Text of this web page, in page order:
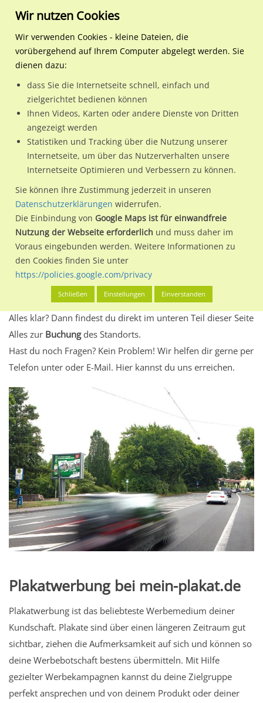
Regionale Plakatwerbung
Nordrhein-
Hagen, Stadt der
Am Sportpark nh.
Nutze günstige Werbemöglichkeiten am Standort Am
Sportpark nh. Stadionstr./We.li. CSim Ortsteil Hagen-Mitte)
in Hagen, Stadt der FernUniversität.
Wir erheben für jede unserer Werbeflächen individuelle und
aktuelleStandortinformationenund Leistungswerte. Damit
kannst du dich schon vor der Buchung im Detail über den
Standort, seine Reichweite und Werbewirkung sowie
eventuelle Beschränkungen in den zugelassenen
Werbeinhalten informieren.
Alles klar? Dann findest du direkt im unteren Teil dieser Seite
Alles zur Buchungdes Standorts.
Hast du noch Fragen? Kein Problem! Wir helfen dir gerne per
Telefon unter oder E-Mail. Hier kannst du uns erreichen.
Plakatwerbung bei mein-plakat.de
Plakatwerbung ist das beliebteste Werbemedium deiner
Kundschaft. Plakate sind über einen längeren Zeitraum gut
sichtbar, ziehen die Aufmerksamkeit auf sich und können so
deine Werbebotschaft bestens übermitteln. Mit Hilfe
gezielter Werbekampagnen kannst du deine Zielgruppe
perfekt ansprechen und von deinem Produkt oder deiner
Wir nutzen Cookies
Wir verwenden Cookies - kleine Dateien, die
vorübergehend auf Ihrem Computer abgelegt werden. Sie
dienen dazu:
dass Sie die Internetseite schnell, einfach und
zielgerichtet bedienen können
Ihnen Videos, Karten oder andere Dienste von Dritten
angezeigt werden
Statistiken und Tracking über die Nutzung unserer
Internetseite, um über das Nutzerverhalten unsere
Internetseite Optimieren und Verbessern zu können.
Sie können Ihre Zustimmung jederzeit in unseren
Datenschutzerklärungen widerrufen.
Die Einbindung von Google Maps ist für einwandfreie
Nutzung der Webseite erforderlich und muss daher im
Voraus eingebunden werden. Weitere Informationen zu
den Cookies finden Sie unter
https://policies.google.com/privacy
Schließen Einstellungen Einverstanden